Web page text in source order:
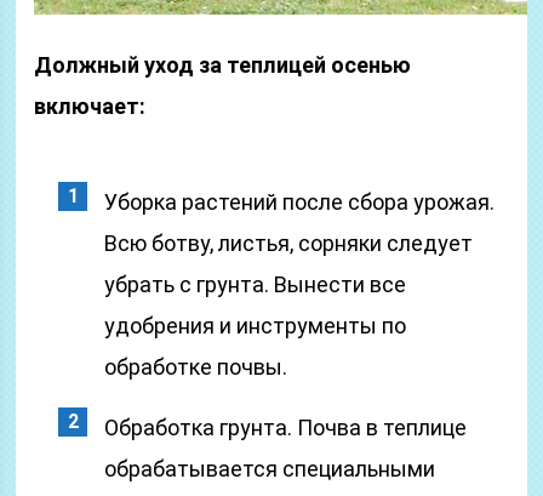
Должный уход за теплицей осенью
включает:
Уборка растений после сбора урожая.
Всю ботву, листья, сорняки следует
убрать с грунта. Вынести все
удобрения и инструменты по
обработке почвы.
Обработка грунта. Почва в теплице
обрабатывается специальными